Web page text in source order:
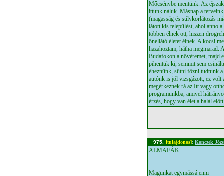
Mőcsénybe mentünk. Az
ittunk náluk. Másnap a
(magasság és súlykorlátozás
látott kis települést, ahol anno
többen élnek ott, hiszen
önellátó életet élnek. A kocsi
hazahoztam, hátha
Budafokon a nővéremet, majd
pihentük ki, semmit sem
éheznünk, sütni főzni tudtunk
autónk is jól vizsgázott, ez volt
megérkeznek rá az Itt vagy
programunkba, amivel
érzés, hogy van élet a halál
975. [tulajdonos]: Konczek
ALMAFÁK
Magunkat egymássá enni